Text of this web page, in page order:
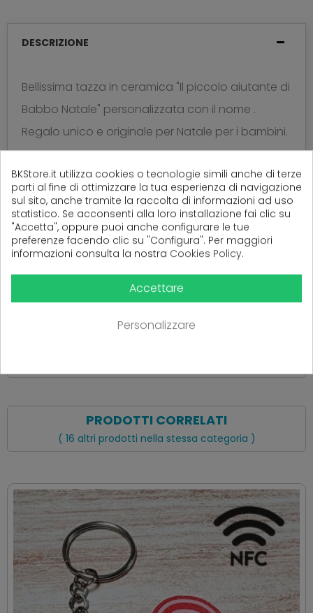
DESCRIZIONE
Bellissima tazza in ceramica "Il piccolo aiutante di
Babbo Natale" personalizzata con il nome .
Regalo unico e originale per Natale per i bambini.
(0Recensioni)
Ancora nessuna recensione da parte degli utenti.
PRODOTTI CORRELATI
( 16 altri prodotti nella stessa categoria )
BKStore.it utilizza cookies o tecnologie simili anche di terze
parti al fine di ottimizzare la tua esperienza di navigazione
sul sito, anche tramite la raccolta di informazioni ad uso
statistico. Se acconsenti alla loro installazione fai clic su
"Accetta", oppure puoi anche configurare le tue
preferenze facendo clic su "Configura". Per maggiori
informazioni consulta la nostra Cookies Policy.
Accettare
Personalizzare